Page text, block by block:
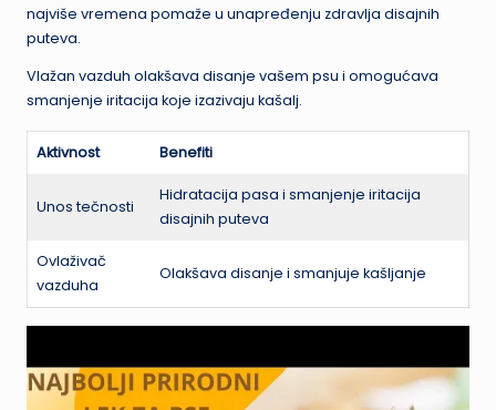
najviše vremena pomaže u unapređenju zdravlja disajnih
puteva.
Vlažan vazduh olakšava disanje vašem psu i omogućava
smanjenje iritacija koje izazivaju kašalj.
Aktivnost Benefiti
Unos tečnosti
Hidratacija pasa i smanjenje iritacija
disajnih puteva
Ovlaživač
vazduha
Olakšava disanje i smanjuje kašljanje